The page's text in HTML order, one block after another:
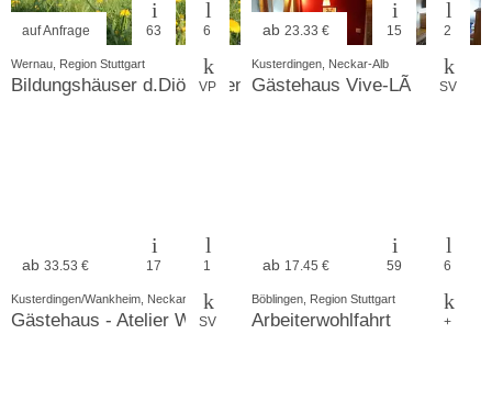
auf Anfrage 63 6
VP
Wernau, Region Stuttgart
Bildungshäuser d.Diö.Rottenburg Stgt.
ab 23.33 € 15 2
SV
Kusterdingen, Neckar-Alb
Gästehaus Vive-LÃ
ab 33.53 € 17 1
SV
Kusterdingen/Wankheim, Neckar-Alb
Gästehaus - Atelier Wittke
ab 17.45 € 59 6
+
Böblingen, Region Stuttgart
Arbeiterwohlfahrt